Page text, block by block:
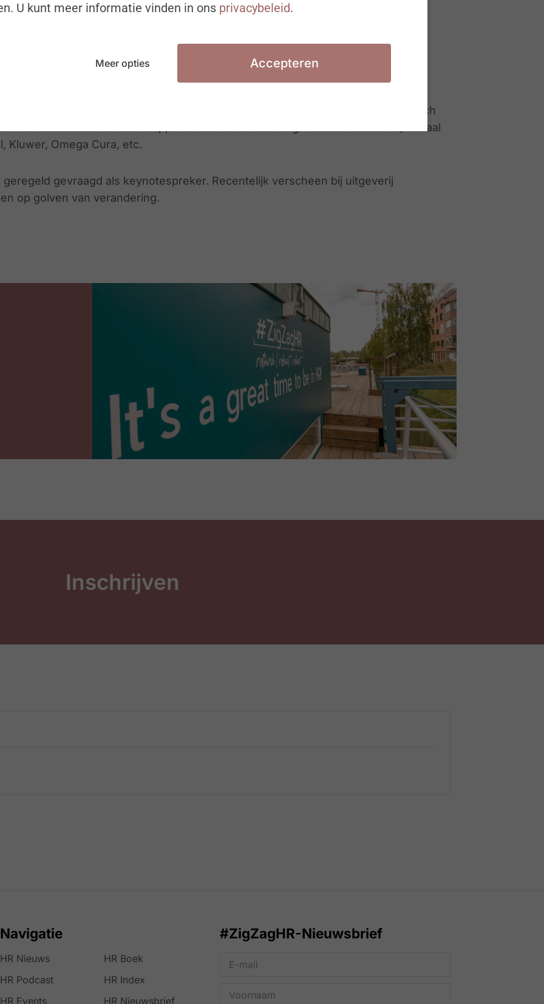
de UFSIA en de KUL. Hij was founder van twee marketing-
werkten voor zowel kleinere KMO’s als grote multinationals, zoals Walt
Arts, Sanel, Panasonic, Creative Labs, Fleurop, IKEA, Diageo, Alpro, Mars,
agency Futureproved Trendwatchers op. Hij wordt geconsulteerd om strategisch
te delen of trendrapporten te maken voor organisaties zoals SBS, Kanaal
Kluwer, Omega Cura, etc.
gevraagd als keynotespreker. Recentelijk verscheen bij uitgeverij
op golven van verandering.
Inschrijven
Navigatie
HR Nieuws
HR Podcast
HR Events
HR Boek
HR Index
HR Nieuwsbrief
#ZigZagHR-Nieuwsbrief
U kunt meer informatie vinden in ons privacybeleid.
Meer opties Accepteren